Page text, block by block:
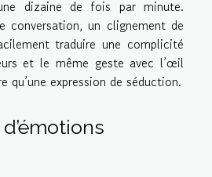
dizaine de fois par minute.
conversation, un clignement de
traduire une complicité
et le même geste avec l’œil
qu’une expression de séduction.
d’émotions